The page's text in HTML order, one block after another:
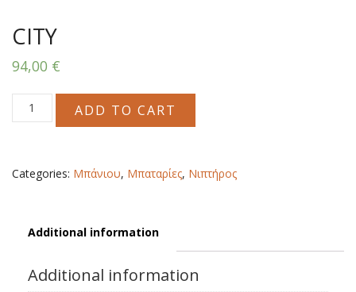
CITY
94,00 €
CITY
quantity
ADD TO CART
Categories: Μπάνιου, Μπαταρίες, Νιπτήρος
Additional information
Additional information